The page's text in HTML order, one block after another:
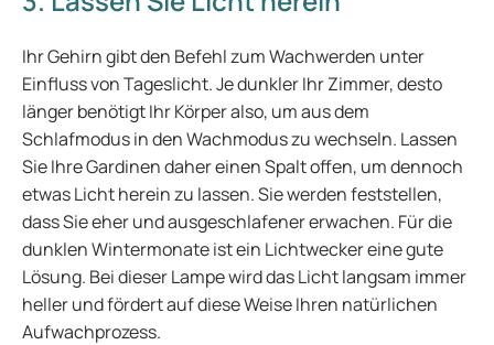
Ihr Gehirn gibt den Befehl zum Wachwerden unter
Einfluss von Tageslicht. Je dunkler Ihr Zimmer, desto
länger benötigt Ihr Körper also, um aus dem
Schlafmodus in den Wachmodus zu wechseln. Lassen
Sie Ihre Gardinen daher einen Spalt offen, um dennoch
etwas Licht herein zu lassen. Sie werden feststellen,
dass Sie eher und ausgeschlafener erwachen. Für die
dunklen Wintermonate ist ein Lichtwecker eine gute
Lösung. Bei dieser Lampe wird das Licht langsam immer
heller und fördert auf diese Weise Ihren natürlichen
Aufwachprozess.